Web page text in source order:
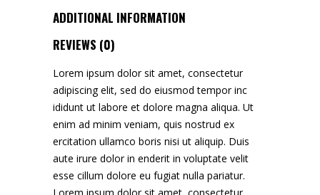
ADDITIONAL INFORMATION
REVIEWS (0)
Lorem ipsum dolor sit amet, consectetur
adipiscing elit, sed do eiusmod tempor inc
ididunt ut labore et dolore magna aliqua. Ut
enim ad minim veniam, quis nostrud ex
ercitation ullamco boris nisi ut aliquip. Duis
aute irure dolor in enderit in voluptate velit
esse cillum dolore eu fugiat nulla pariatur.
Lorem ipsum dolor sit amet, consectetur